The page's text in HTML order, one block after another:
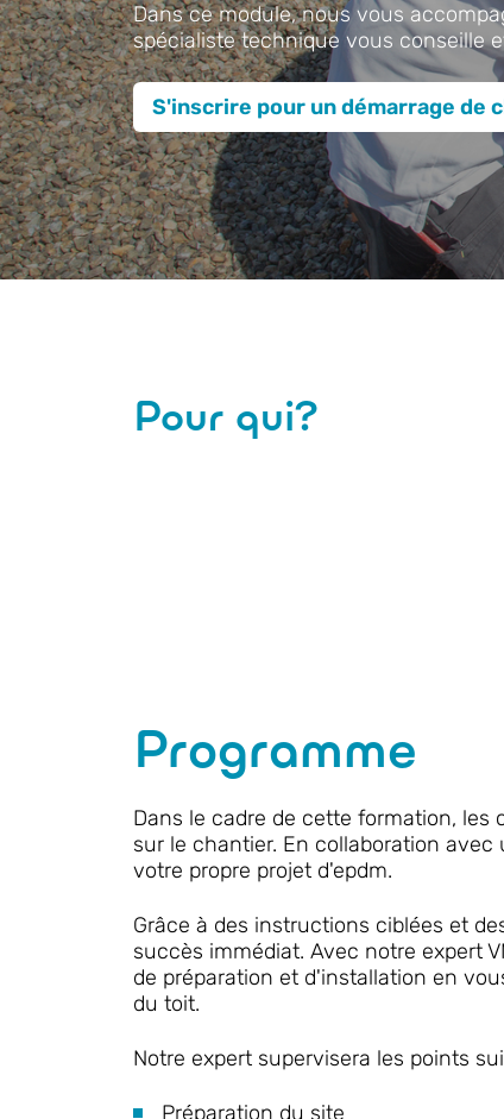
Dans ce module, nous vous
spécialiste technique vous conseille
S'inscrire pour un démarrage de
Pour qui?
Programme
Dans le cadre de cette formation,
sur le chantier. En collaboration avec
votre propre projet d'epdm.
Grâce à des instructions ciblées et
succès immédiat. Avec notre expert
de préparation et d'installation en
du toit.
Notre expert supervisera les points
Préparation du site